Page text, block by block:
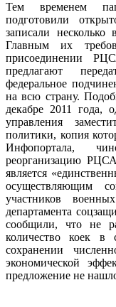
Тем временем
подготовили
записали несколько
Главным их
присоединении
предлагают
федеральное
на всю страну.
декабре 2011 года,
управления
политики, копия
Инфопортала,
реорганизацию
является
осуществляющим
участников
департамента
сообщили, что не
количество коек
сохранении
экономической
предложение не